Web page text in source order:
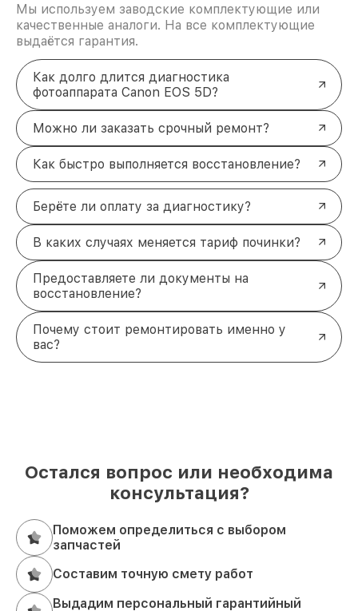
Мы используем заводские комплектующие или
качественные аналоги. На все комплектующие
выдаётся гарантия.
Как долго длится диагностика
фотоаппарата Canon EOS 5D?
Можно ли заказать срочный ремонт?
Как быстро выполняется восстановление?
Берёте ли оплату за диагностику?
В каких случаях меняется тариф починки?
Предоставляете ли документы на
восстановление?
Почему стоит ремонтировать именно у
вас?
Остался вопрос или необходима
консультация?
Поможем определиться с выбором
запчастей
Составим точную смету работ
Выдадим персональный гарантийный